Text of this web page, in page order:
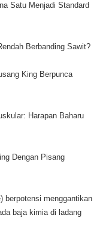
Satu Menjadi Standard
Berbanding Sawit?
King Berpunca
Harapan Baharu
Dengan Pisang
berpotensi menggantikan
baja kimia di ladang